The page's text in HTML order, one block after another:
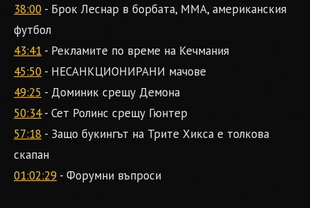
38:00 - Брок Леснар в борбата, MMA, американския
футбол
43:41 - Рекламите по време на Кечмания
45:50 - НЕСАНКЦИОНИРАНИ мачове
49:25 - Доминик срещу Демона
50:34- Сет Ролинс срещу Гюнтер
57:18 - Защо букингът на Трите Хикса е толкова
скапан
01:02:29 - Форумни въпроси